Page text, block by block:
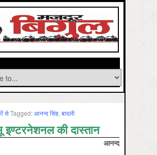
सेTagged:आनन्‍द सिंह, बादली
इण्टरनेशनल की दास्तान
आनन्द